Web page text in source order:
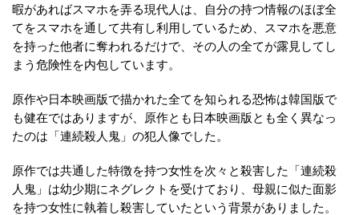
暇があればスマホを弄る現代人は、自分の持つ情報のほぼ全
てをスマホを通して共有し利用しているため、スマホを悪意
を持った他者に奪われるだけで、その人の全てが露見してし
まう危険性を内包しています。
原作や日本映画版で描かれた全てを知られる恐怖は韓国版で
も健在ではありますが、原作とも日本映画版とも全く異なっ
たのは「連続殺人鬼」の犯人像でした。
原作では共通した特徴を持つ女性を次々と殺害した「連続殺
人鬼」は幼少期にネグレクトを受けており、母親に似た面影
を持つ女性に執着し殺害していたという背景がありました。